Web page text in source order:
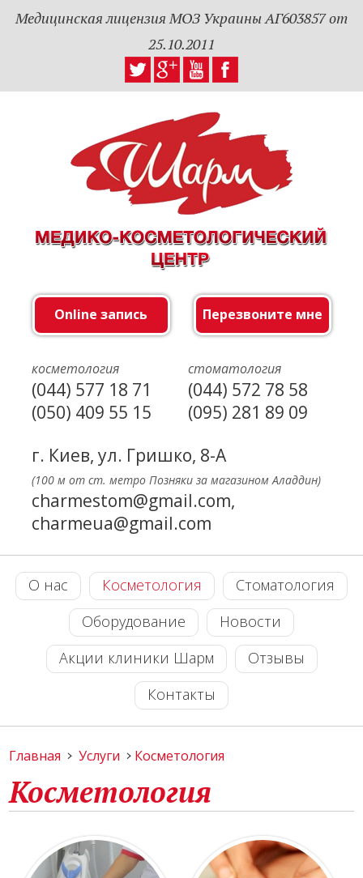
Медицинская лицензия МОЗ Украины АГ603857 от
25.10.2011
Online запись Перезвоните мне
косметология
(044) 577 18 71
(050) 409 55 15
стоматология
(044) 572 78 58
(095) 281 89 09
г. Киев, ул. Гришко, 8-А
(100 м от ст. метро Позняки за магазином Аладдин)
charmestom@gmail.com,
charmeua@gmail.com
О нас Косметология
Стоматология
Оборудование
Новости
Акции клиники Шарм
Отзывы
Контакты
Главная Услуги Косметология
Косметология